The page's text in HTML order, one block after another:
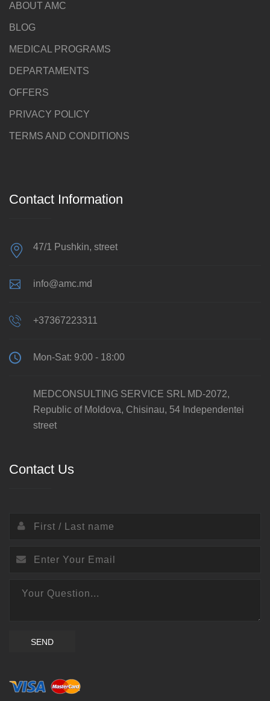
ABOUT AMC
BLOG
MEDICAL PROGRAMS
DEPARTAMENTS
OFFERS
PRIVACY POLICY
TERMS AND CONDITIONS
Contact Information
47/1 Pushkin, street
info@amc.md
+37367223311
Mon-Sat: 9:00 - 18:00
MEDCONSULTING SERVICE SRL MD-2072,
Republic of Moldova, Chisinau, 54 Independentei
street
Contact Us
SEND